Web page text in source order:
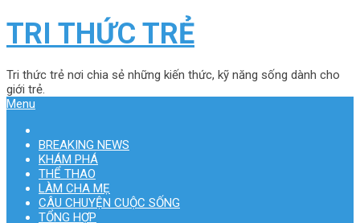
TRI THỨC TRẺ
Tri thức trẻ nơi chia sẻ những kiến thức, kỹ năng sống dành cho
giới trẻ.
Menu
BREAKING NEWS
KHÁM PHÁ
THỂ THAO
LÀM CHA MẸ
CÂU CHUYỆN CUỘC SỐNG
TỔNG HỢP